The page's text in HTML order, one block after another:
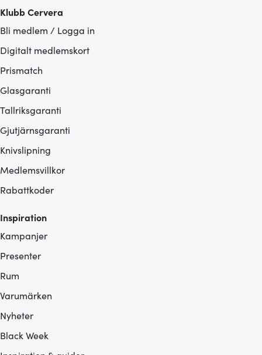
Klubb Cervera
Bli medlem / Logga in
Digitalt medlemskort
Prismatch
Glasgaranti
Tallriksgaranti
Gjutjärnsgaranti
Knivslipning
Medlemsvillkor
Rabattkoder
Inspiration
Kampanjer
Presenter
Rum
Varumärken
Nyheter
Black Week